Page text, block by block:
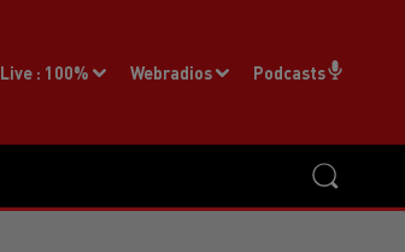
Live : 100% Webradios Podcasts